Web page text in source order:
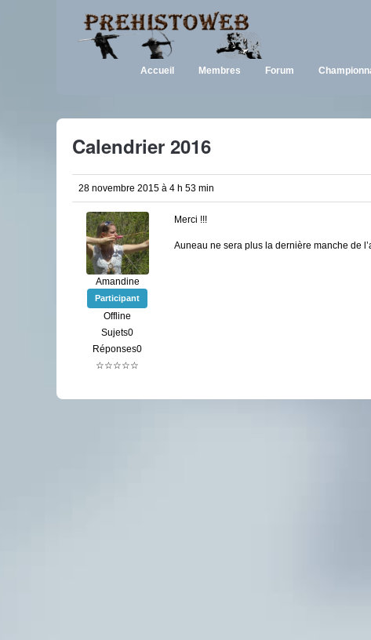
Accueil Membres Forum
Calendrier 2016
28 novembre 2015 à 4 h 53 min
Amandine
Participant
Offline
Sujets0
Réponses0
☆☆☆☆☆
Merci !!!
Auneau ne sera plus la dernière manche de